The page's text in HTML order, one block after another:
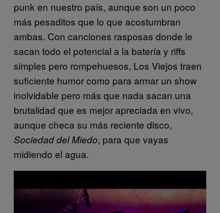
punk en nuestro país, aunque son un poco
más pesaditos que lo que acostumbran
ambas. Con canciones rasposas donde le
sacan todo el potencial a la batería y riffs
simples pero rompehuesos, Los Viejos traen
suficiente humor como para armar un show
inolvidable pero más que nada sacan una
brutalidad que es mejor apreciada en vivo,
aunque checa su más reciente disco,
Sociedad del Miedo, para que vayas
midiendo el agua.